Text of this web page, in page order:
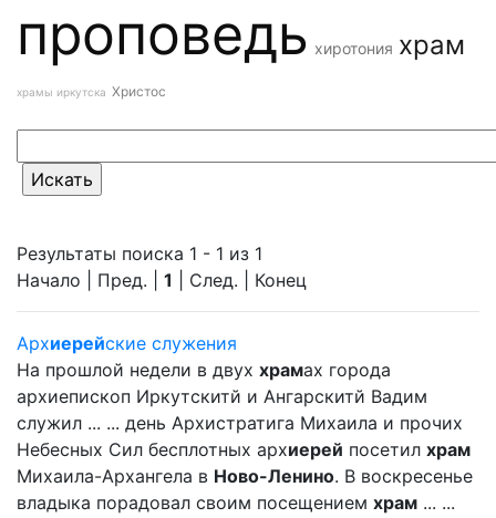
проповедь хиротония храм
храмы иркутска Христос
Результаты поиска 1 - 1 из 1
Начало | Пред. | 1 | След. | Конец
Архиерейские служения
На прошлой недели в двух храмах города
архиепископ Иркутскитй и Ангарскитй Вадим
служил ... ... день Архистратига Михаила и прочих
Небесных Сил бесплотных архиерей посетил храм
Михаила-Архангела в Ново-Ленино. В воскресенье
владыка порадовал своим посещением храм ... ...